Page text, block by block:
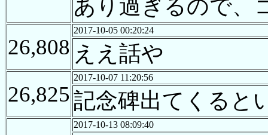
あり過ぎるので
26,808
2017-10-05 00:20:24
ええ話や
26,825
2017-10-07 11:20:56
記念碑出てくると
2017-10-13 08:09:40